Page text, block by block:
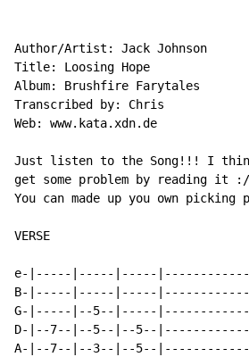
Author/Artist: Jack Johnson
Title: Loosing Hope
Album: Brushfire Farytales
Transcribed by: Chris
Web: www.kata.xdn.de
Just listen to the Song!!! I
get some problem by reading it
You can made up you own
VERSE
e-|-----|-----|-----
B-|-----|-----|-----
G-|-----|--5--|-----
D-|--7--|--5--|--5--
A-|--7--|--3--|--5--